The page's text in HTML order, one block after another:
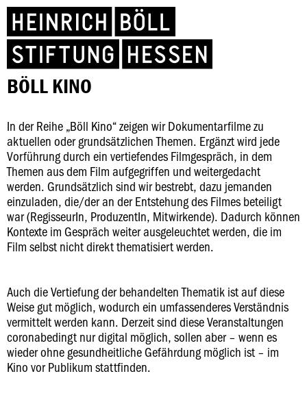
BÖLL KINO
In der Reihe „Böll Kino“ zeigen wir Dokumentarfilme zu
aktuellen oder grundsätzlichen Themen. Ergänzt wird jede
Vorführung durch ein vertiefendes Filmgespräch, in dem
Themen aus dem Film aufgegriffen und weitergedacht
werden. Grundsätzlich sind wir bestrebt, dazu jemanden
einzuladen, die/der an der Entstehung des Filmes beteiligt
war (RegisseurIn, ProduzentIn, Mitwirkende). Dadurch können
Kontexte im Gespräch weiter ausgeleuchtet werden, die im
Film selbst nicht direkt thematisiert werden.
Auch die Vertiefung der behandelten Thematik ist auf diese
Weise gut möglich, wodurch ein umfassenderes Verständnis
vermittelt werden kann. Derzeit sind diese Veranstaltungen
coronabedingt nur digital möglich, sollen aber – wenn es
wieder ohne gesundheitliche Gefährdung möglich ist – im
Kino vor Publikum stattfinden.